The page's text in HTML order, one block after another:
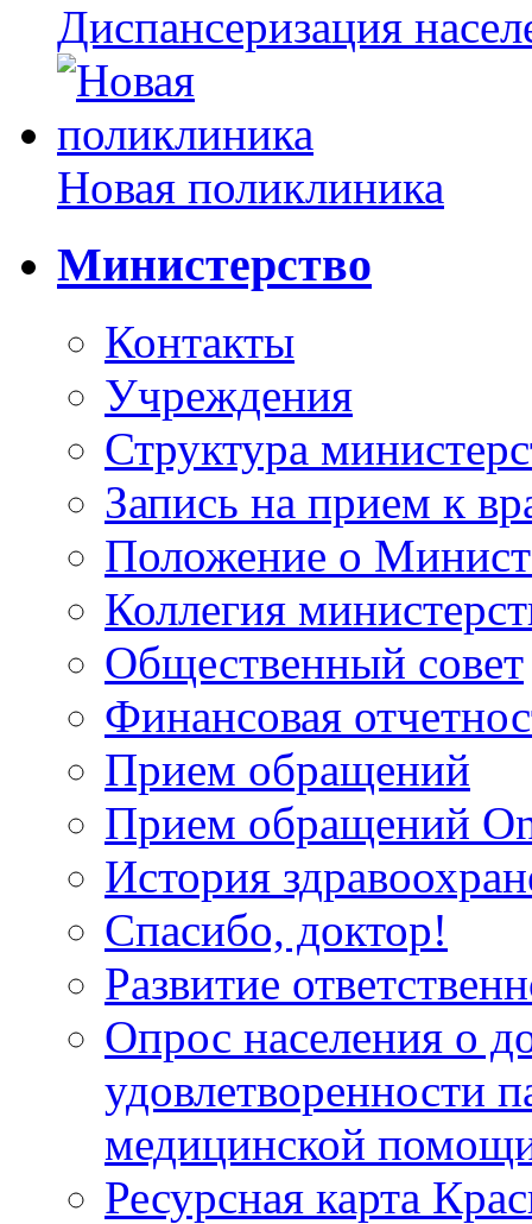
Диспансеризация
Новая поликлиника
Министерство
Контакты
Учреждения
Структура
Запись на прием к
Положение о
Коллегия
Общественный совет
Финансовая
Прием обращений
Прием обращений
История
Спасибо, доктор!
Развитие
Опрос населения о
удовлетворенности
медицинской
Ресурсная карта